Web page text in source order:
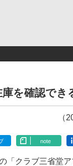
を確認でき
（
note
「クラブ三省堂ア